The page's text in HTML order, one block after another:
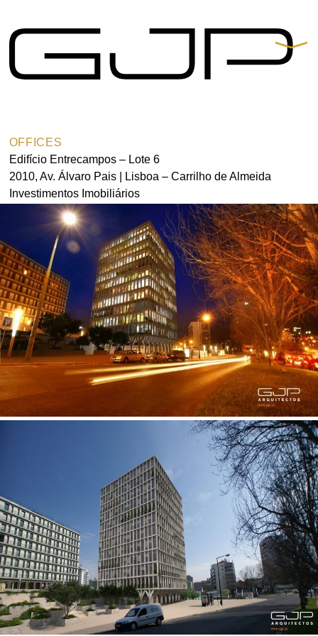
Contacts
t.+351 217 550 210
arquitectos@gjp.pt
Partners
Gonçalo B. Rangel
de Lima
Pedro Agrela Neto
Ferreira
Edifício Entrecampos – Lote 6
OFFICES
2010, Av. Álvaro Pais | Lisboa – Carrilho de Almeida
Investimentos Imobiliários